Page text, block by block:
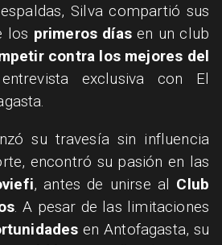
Silva compartió sus
los primeros días en un club
contra los mejores del
exclusiva con El
su travesía sin influencia
encontró su pasión en las
, antes de unirse al Club
. A pesar de las limitaciones
en Antofagasta, su